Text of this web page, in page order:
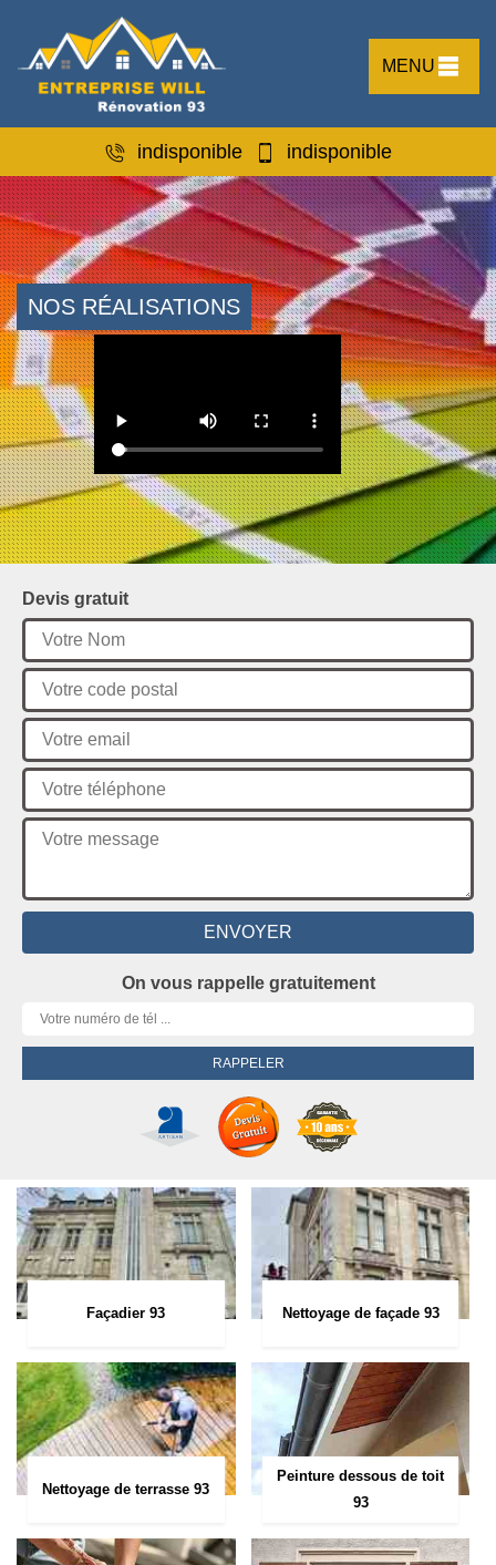
MENU
indisponible indisponible
NOS RÉALISATIONS
Devis gratuit
On vous rappelle gratuitement
Façadier 93 Nettoyage de façade 93
Nettoyage de terrasse 93
Peinture dessous de toit
93